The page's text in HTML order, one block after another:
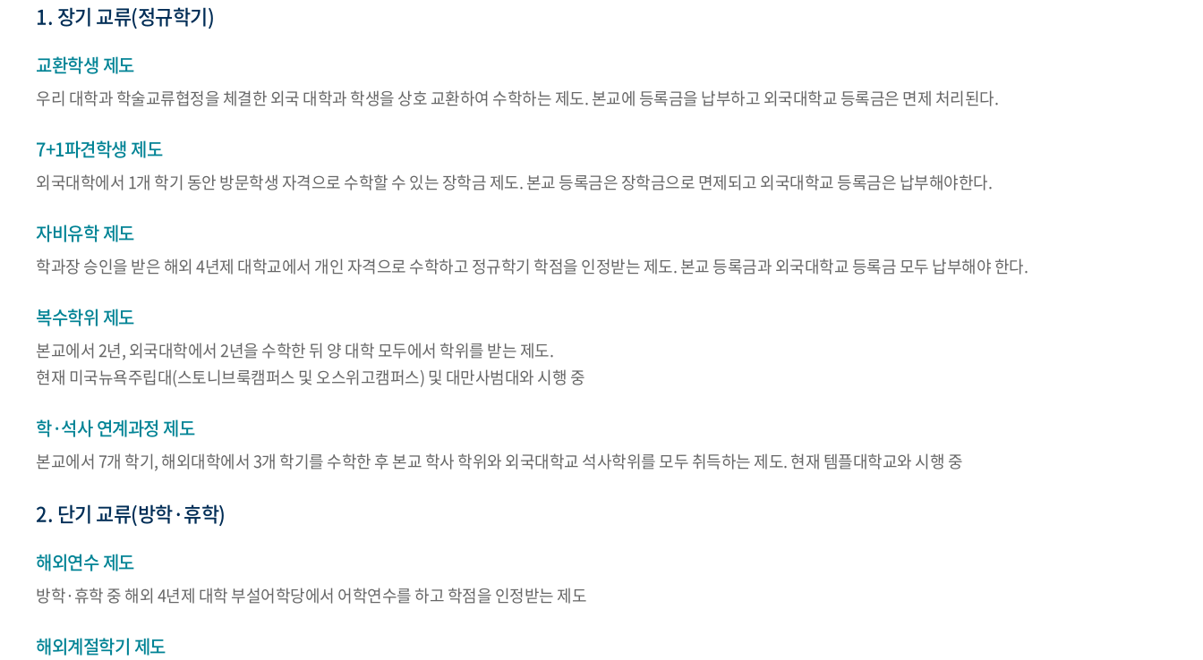
1. 장기 교류(정규학기)
교환학생 제도
우리 대학과 학술교류협정을 체결한 외국 대학과 학생을 상호 교환하여 수학하는 제도. 본교에 등록금을 납부하고 외국대학교 등록금은 면제 처리된다.
7+1파견학생 제도
외국대학에서 1개 학기 동안 방문학생 자격으로 수학할 수 있는 장학금 제도. 본교 등록금은 장학금으로 면제되고 외국대학교 등록금은 납부해야한다.
자비유학 제도
학과장 승인을 받은 해외 4년제 대학교에서 개인 자격으로 수학하고 정규학기 학점을 인정받는 제도. 본교 등록금과 외국대학교 등록금 모두 납부해야 한다.
복수학위 제도
본교에서 2년, 외국대학에서 2년을 수학한 뒤 양 대학 모두에서 학위를 받는 제도.
현재 미국뉴욕주립대(스토니브룩캠퍼스 및 오스위고캠퍼스) 및 대만사범대와 시행 중
학·석사 연계과정 제도
본교에서 7개 학기, 해외대학에서 3개 학기를 수학한 후 본교 학사 학위와 외국대학교 석사학위를 모두 취득하는 제도. 현재 템플대학교와 시행 중
2. 단기 교류(방학·휴학)
해외연수 제도
방학·휴학 중 해외 4년제 대학 부설어학당에서 어학연수를 하고 학점을 인정받는 제도
해외계절학기 제도